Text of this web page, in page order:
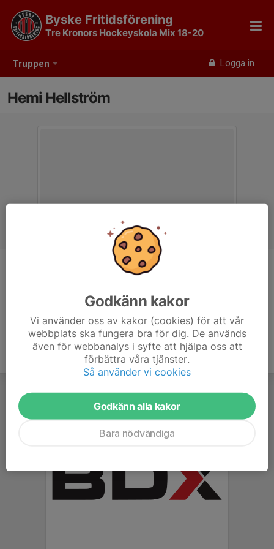
Truppen Logga in
Byske Fritidsförening
Tre Kronors Hockeyskola Mix 18-20
Hemi Hellström
Godkänn kakor
Vi använder oss av kakor (cookies) för att vår
webbplats ska fungera bra för dig. De används
även för webbanalys i syfte att hjälpa oss att
förbättra våra tjänster.
Så använder vi cookies
Godkänn alla kakor
Bara nödvändiga